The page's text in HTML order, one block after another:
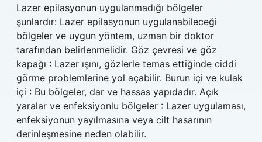
Lazer epilasyonun uygulanmadığı bölgeler
şunlardır: Lazer epilasyonun uygulanabileceği
bölgeler ve uygun yöntem, uzman bir doktor
tarafından belirlenmelidir. Göz çevresi ve göz
kapağı : Lazer ışını, gözlerle temas ettiğinde ciddi
görme problemlerine yol açabilir. Burun içi ve kulak
içi : Bu bölgeler, dar ve hassas yapıdadır. Açık
yaralar ve enfeksiyonlu bölgeler : Lazer uygulaması,
enfeksiyonun yayılmasına veya cilt hasarının
derinleşmesine neden olabilir.